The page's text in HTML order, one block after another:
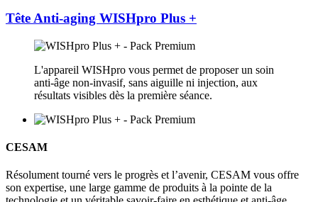
Tête Anti-aging WISHpro Plus +
L'appareil WISHpro vous permet de proposer un soin
anti-âge non-invasif, sans aiguille ni injection, aux
résultats visibles dès la première séance.
CESAM
Résolument tourné vers le progrès et l’avenir, CESAM vous offre
son expertise, une large gamme de produits à la pointe de la